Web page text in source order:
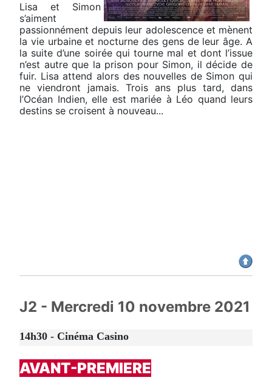
Lisa et Simon
s’aiment
passionnément depuis leur adolescence et mènent
la vie urbaine et nocturne des gens de leur âge. A
la suite d’une soirée qui tourne mal et dont l’issue
n’est autre que la prison pour Simon, il décide de
fuir. Lisa attend alors des nouvelles de Simon qui
ne viendront jamais. Trois ans plus tard, dans
l’Océan Indien, elle est mariée à Léo quand leurs
destins se croisent à nouveau...
J2 - Mercredi 10 novembre 2021
14h30 - Cinéma Casino
AVANT-PREMIERE